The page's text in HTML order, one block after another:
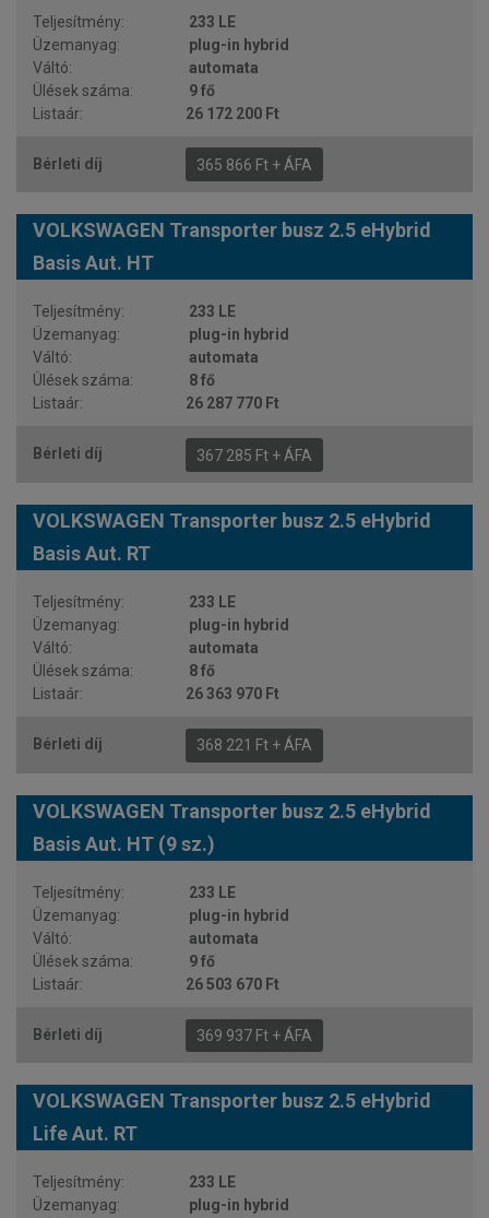
233 LE
plug-in hybrid
automata
9 fő
26 172 200 Ft
365 866 Ft + ÁFA
VOLKSWAGEN Transporter busz 2.5 eHybrid
Basis Aut. HT
233 LE
plug-in hybrid
automata
8 fő
26 287 770 Ft
367 285 Ft + ÁFA
VOLKSWAGEN Transporter busz 2.5 eHybrid
Basis Aut. RT
233 LE
plug-in hybrid
automata
8 fő
26 363 970 Ft
368 221 Ft + ÁFA
VOLKSWAGEN Transporter busz 2.5 eHybrid
Basis Aut. HT (9 sz.)
233 LE
plug-in hybrid
automata
9 fő
26 503 670 Ft
369 937 Ft + ÁFA
VOLKSWAGEN Transporter busz 2.5 eHybrid
Life Aut. RT
233 LE
plug-in hybrid